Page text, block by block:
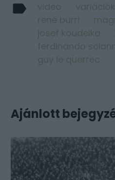
video variációk
rené burri
josef koudelka
ferdinando
guy le querrec
Ajánlott